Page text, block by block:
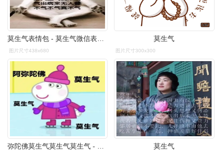
图片尺寸438x680
莫生气
图片尺寸300x300
莫生气